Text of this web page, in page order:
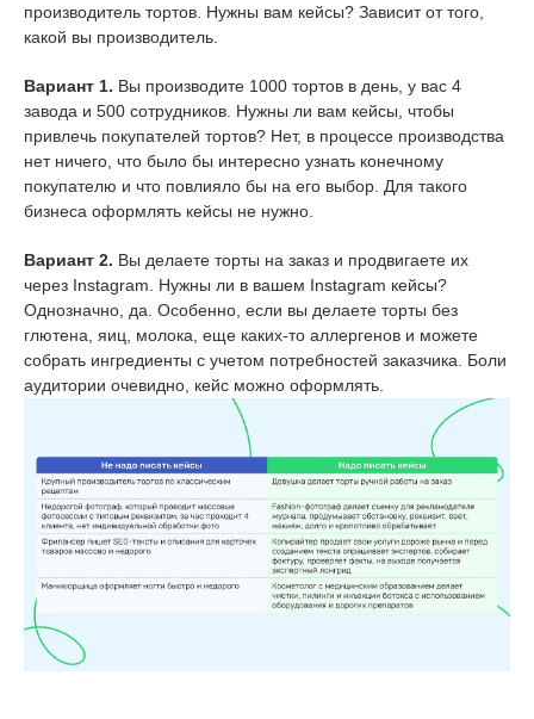
производитель тортов. Нужны вам кейсы? Зависит от того,
какой вы производитель.
Вариант 1. Вы производите 1000 тортов в день, у вас 4
завода и 500 сотрудников. Нужны ли вам кейсы, чтобы
привлечь покупателей тортов? Нет, в процессе производства
нет ничего, что было бы интересно узнать конечному
покупателю и что повлияло бы на его выбор. Для такого
бизнеса оформлять кейсы не нужно.
Вариант 2. Вы делаете торты на заказ и продвигаете их
через Instagram. Нужны ли в вашем Instagram кейсы?
Однозначно, да. Особенно, если вы делаете торты без
глютена, яиц, молока, еще каких-то аллергенов и можете
собрать ингредиенты с учетом потребностей заказчика. Боли
аудитории очевидно, кейс можно оформлять.